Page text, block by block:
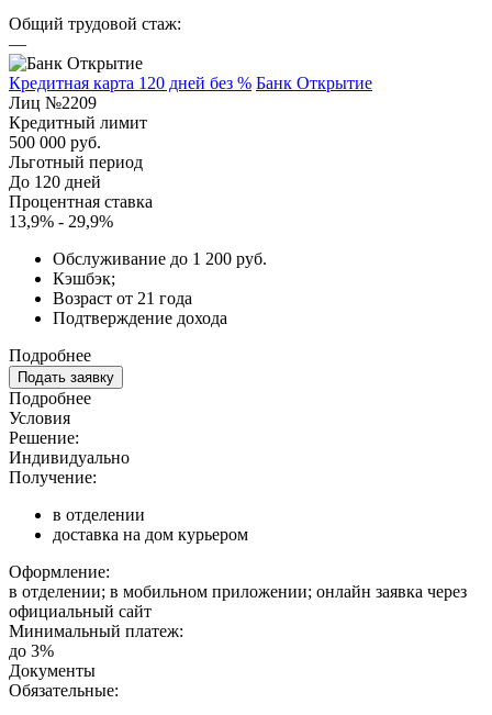
Общий трудовой стаж:
—
Кредитная карта 120 дней без % Банк Открытие
Лиц №2209
Кредитный лимит
500 000 руб.
Льготный период
До 120 дней
Процентная ставка
13,9% - 29,9%
Обслуживание до 1 200 руб.
Кэшбэк;
Возраст от 21 года
Подтверждение дохода
Подробнее
Подать заявку
Подробнее
Условия
Решение:
Индивидуально
Получение:
в отделении
доставка на дом курьером
Оформление:
в отделении; в мобильном приложении; онлайн заявка через
официальный сайт
Минимальный платеж:
до 3%
Документы
Обязательные: